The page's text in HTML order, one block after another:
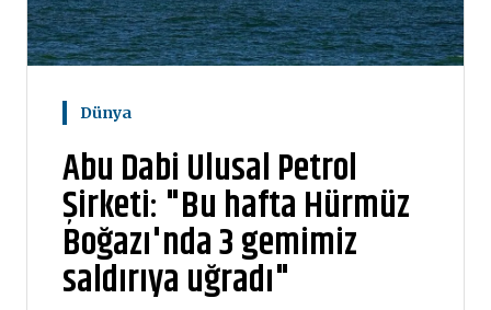
Dünya
Abu Dabi Ulusal Petrol
Şirketi: "Bu hafta Hürmüz
Boğazı'nda 3 gemimiz
saldırıya uğradı"